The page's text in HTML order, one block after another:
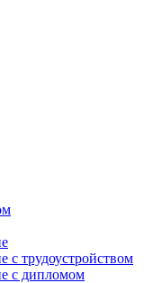
с трудоустройством
с дипломом